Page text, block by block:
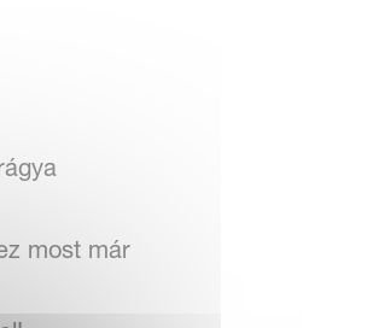
most már